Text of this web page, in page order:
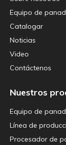
Equipo de
Catalogar
Noticias
Video
Contáctenos
Nuestros
Equipo de
Línea de
Procesador de